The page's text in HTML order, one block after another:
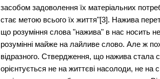
засобом задоволення їх матеріальних
стає метою всього їх життя"[3]. Нажива
що розуміння слова "нажива" в нас носить
розумінні майже на лайливе слово. Але ж
відразного. Ствердження, що нажива
орієнтується не на життєві насолоди, не на